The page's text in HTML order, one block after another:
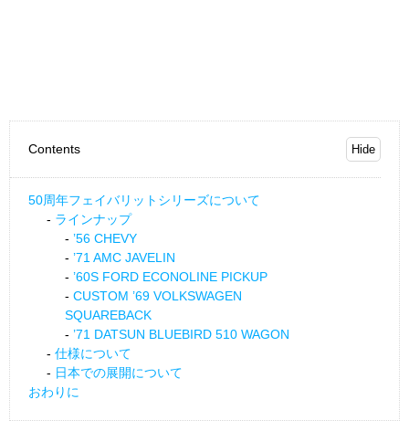
Contents
50周年フェイバリットシリーズについて
ラインナップ
’56 CHEVY
’71 AMC JAVELIN
’60S FORD ECONOLINE PICKUP
CUSTOM ’69 VOLKSWAGEN
SQUAREBACK
’71 DATSUN BLUEBIRD 510 WAGON
仕様について
日本での展開について
おわりに